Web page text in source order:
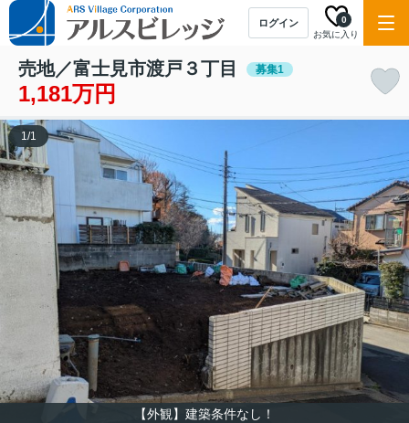
ログイン
お気に入り
0
売地／富士見市渡戸３丁目 募集1
1,181万円
【外観】建築条件なし！
1/1